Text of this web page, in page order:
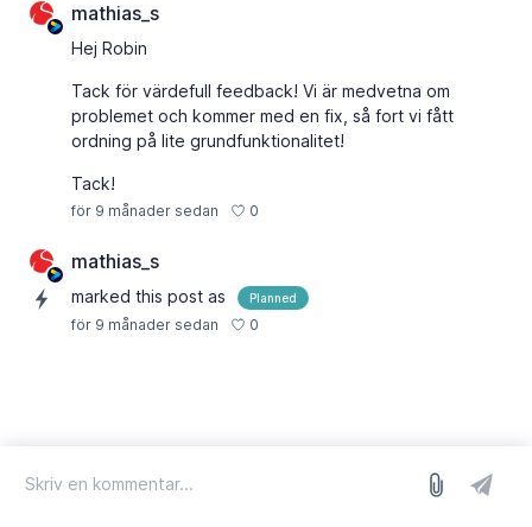
mathias_s
Hej Robin
Tack för värdefull feedback! Vi är medvetna om
problemet och kommer med en fix, så fort vi fått
ordning på lite grundfunktionalitet!
Tack!
för 9 månader sedan 0
mathias_s
marked this post as Planned
för 9 månader sedan 0